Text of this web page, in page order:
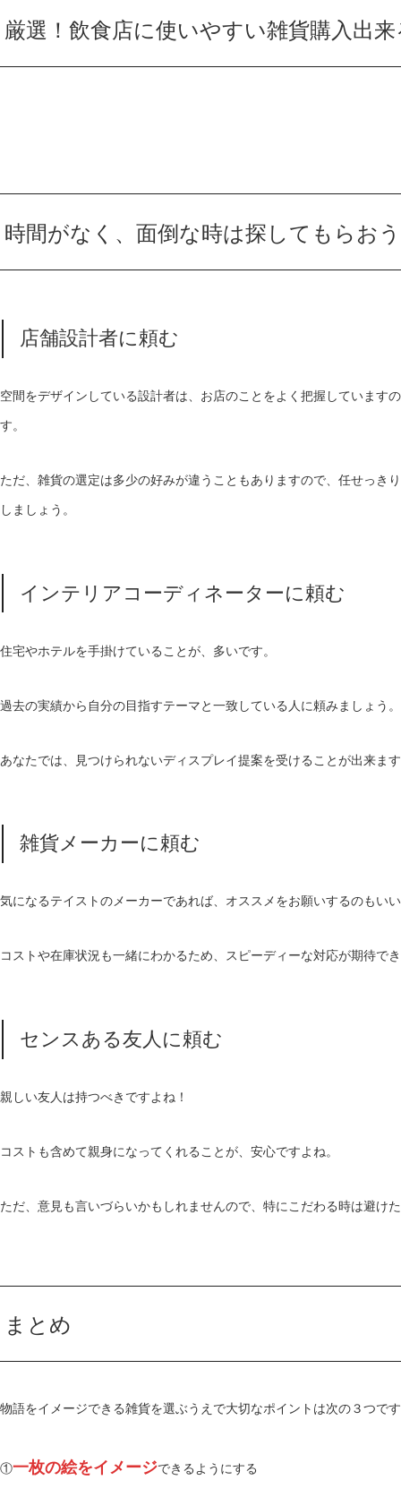
厳選！飲食店に使いやすい雑貨購入出
時間がなく、面倒な時は探してもらお
店舗設計者に頼む
空間をデザインしている設計者は、お店のことをよく把握しています
す。
ただ、雑貨の選定は多少の好みが違うこともありますので、任せっき
しましょう。
インテリアコーディネーターに頼む
住宅やホテルを手掛けていることが、多いです。
過去の実績から自分の目指すテーマと一致している人に頼みましょう。
あなたでは、見つけられないディスプレイ提案を受けることが出来ま
雑貨メーカーに頼む
気になるテイストのメーカーであれば、オススメをお願いするのもい
コストや在庫状況も一緒にわかるため、スピーディーな対応が期待で
センスある友人に頼む
親しい友人は持つべきですよね！
コストも含めて親身になってくれることが、安心ですよね。
ただ、意見も言いづらいかもしれませんので、特にこだわる時は避け
まとめ
物語をイメージできる雑貨を選ぶうえで大切なポイントは次の３つで
①一枚の絵をイメージできるようにする